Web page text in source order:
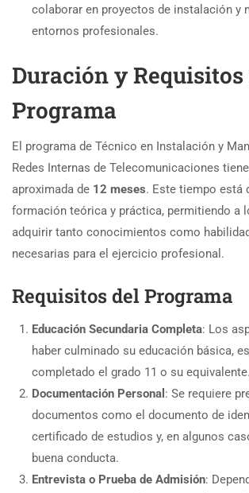
colaborar en proyectos de instalación y
entornos profesionales.
Duración y
Programa
El programa de Técnico en Instalación y
Redes Internas de Telecomunicaciones
aproximada de 12 meses. Este tiempo está
formación teórica y práctica, permitiendo a
adquirir tanto conocimientos como
necesarias para el ejercicio profesional.
Requisitos del Programa
Educación Secundaria Completa: Los
haber culminado su educación básica,
completado el grado 11 o su equivalente.
Documentación Personal : Se requiere
documentos como el documento de
certificado de estudios y, en algunos
buena conducta.
Entrevista o Prueba de Admisión: